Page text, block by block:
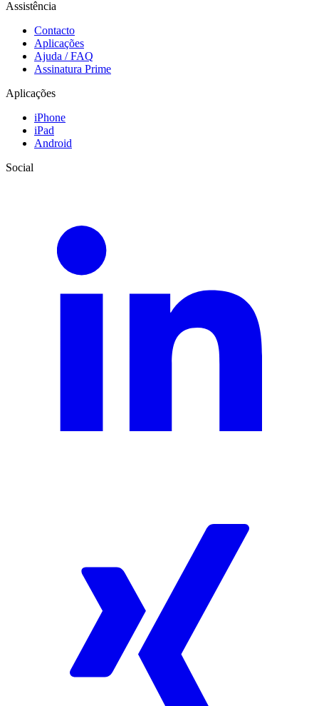
Assistência
Contacto
Aplicações
Ajuda / FAQ
Assinatura Prime
Aplicações
iPhone
iPad
Android
Social